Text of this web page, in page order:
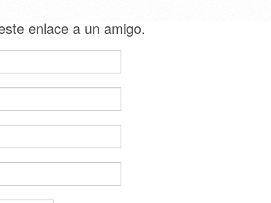
enlace a un amigo.